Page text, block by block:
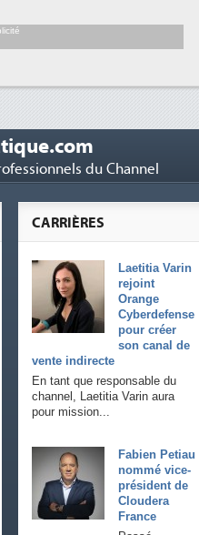
du Channel
CARRIÈRES
Laetitia Varin
rejoint
Orange
Cyberdefense
pour créer
son canal de
vente indirecte
En tant que responsable du
channel, Laetitia Varin aura
pour mission...
Fabien Petiau
nommé vice-
président de
Cloudera
France